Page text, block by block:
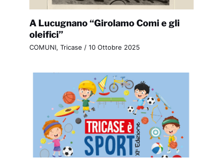
A Lucugnano “Girolamo Comi e gli
oleifici”
COMUNI, Tricase / 10 Ottobre 2025